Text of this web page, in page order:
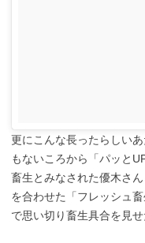
更にこんな長ったらしい
もないころから「パッと
畜生とみなされた優木さ
を合わせた「フレッシュ
で思い切り畜生具合を見